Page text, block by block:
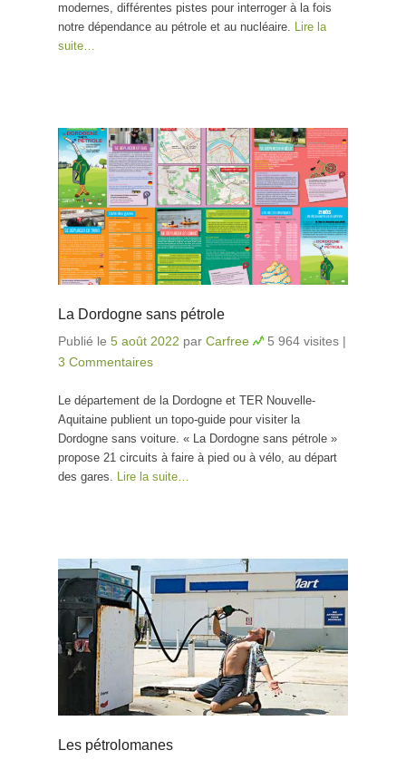
modernes, différentes pistes pour interroger à la fois
notre dépendance au pétrole et au nucléaire. Lire la
suite…
La Dordogne sans pétrole
Publié le 5 août 2022 par Carfree 5 964 visites |
3 Commentaires
Le département de la Dordogne et TER Nouvelle-
Aquitaine publient un topo-guide pour visiter la
Dordogne sans voiture. « La Dordogne sans pétrole »
propose 21 circuits à faire à pied ou à vélo, au départ
des gares. Lire la suite…
Les pétrolomanes